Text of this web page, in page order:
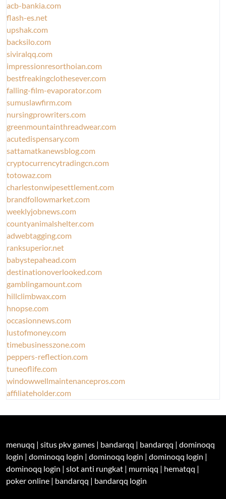
acb-bankia.com
flash-es.net
upshak.com
backsilo.com
siviralqq.com
impressionresorthoian.com
bestfreakingclothesever.com
falling-film-evaporator.com
sumuslawfirm.com
nursingprowriters.com
greenmountainthreadwear.com
acutedispensary.com
sattamatkanewsblog.com
cryptocurrencytradingcn.com
totowaz.com
charlestonwipesettlement.com
brandfollowmarket.com
weeklyjobnews.com
countyanimalshelter.com
adwebtagging.com
ranksuperior.net
babystepahead.com
destinationoverlooked.com
gamblingamount.com
hillclimbwax.com
hnopse.com
occasionnews.com
lustofmoney.com
timebusinesszone.com
peppers-reflection.com
tuneoflife.com
windowwellmaintenancepros.com
affiliateholder.com
menuqq | situs pkv games | bandarqq | bandarqq | dominoqq
login | dominoqq login | dominoqq login | dominoqq login |
dominoqq login | slot anti rungkat | murniqq | hematqq |
poker online | bandarqq | bandarqq login